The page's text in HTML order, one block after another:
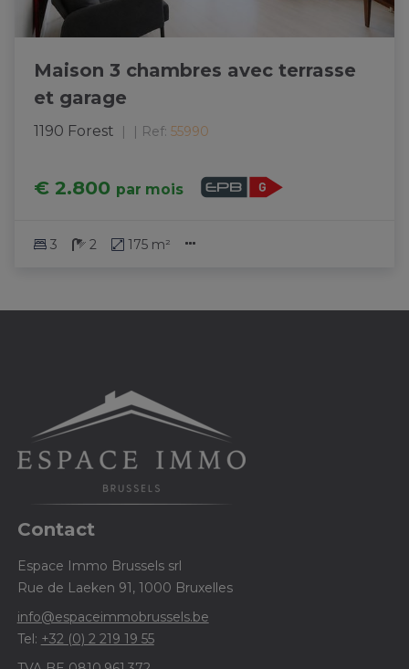
Maison 3 chambres avec terrasse
et garage
1190 Forest | Ref: 55990
€ 2.800 par mois
3 2 175 m²
Contact
Espace Immo Brussels srl
Rue de Laeken 91, 1000 Bruxelles
info@espaceimmobrussels.be
Tel: +32 (0) 2 219 19 55